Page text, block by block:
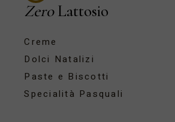
ZeroLattosio
Creme
Dolci Natalizi
Paste e Biscotti
Specialità Pasquali